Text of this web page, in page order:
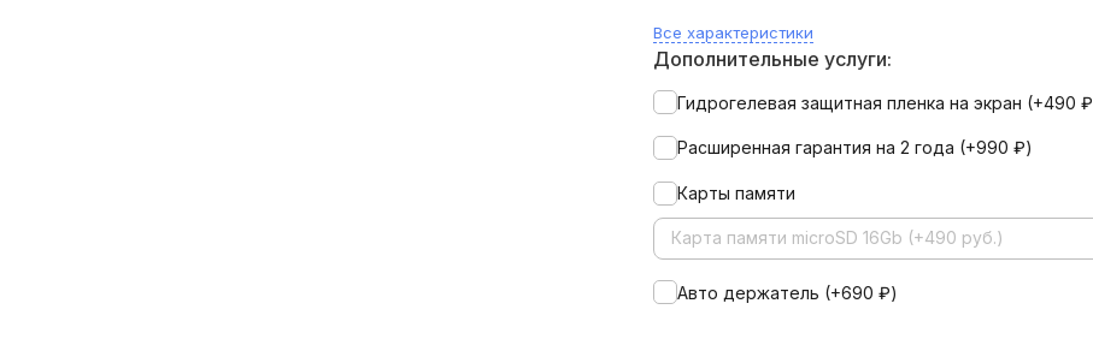
Все характеристики
Дополнительные услуги:
Гидрогелевая защитная пленка на экран (+490₽
Расширенная гарантия на 2 года (+990₽)
Карты памяти
Карта памяти microSD 16Gb (+490 руб.)
Авто держатель (+690₽)